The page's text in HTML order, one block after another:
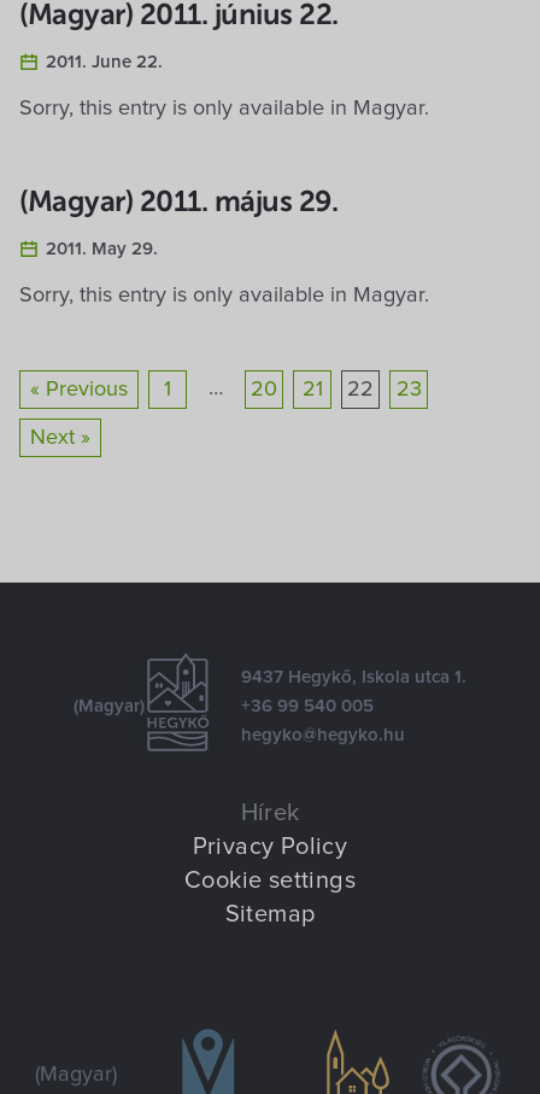
(Magyar) 2011. június 22.
2011. June 22.
Sorry, this entry is only available in Magyar.
(Magyar) 2011. május 29.
2011. May 29.
Sorry, this entry is only available in Magyar.
« Previous 1 … 20 21 22 23
Next »
(Magyar)
9437 Hegykő, Iskola utca 1.
+36 99 540 005
hegyko@hegyko.hu
Hírek
Privacy Policy
Cookie settings
Sitemap
(Magyar)